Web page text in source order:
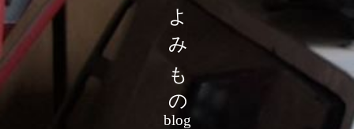
よみもの
blog